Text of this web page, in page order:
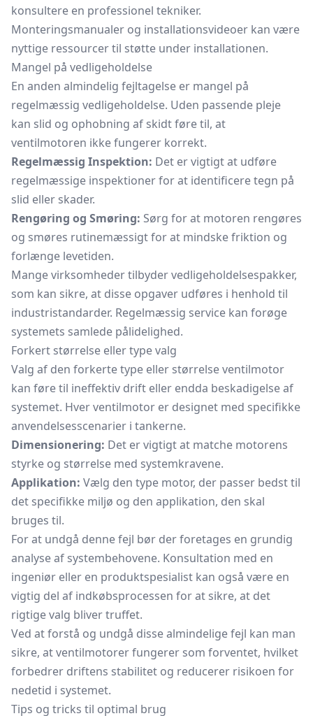
konsultere en professionel tekniker.
Monteringsmanualer og installationsvideoer kan være
nyttige ressourcer til støtte under installationen.
Mangel på vedligeholdelse
En anden almindelig fejltagelse er mangel på
regelmæssig vedligeholdelse. Uden passende pleje
kan slid og ophobning af skidt føre til, at
ventilmotoren ikke fungerer korrekt.
Regelmæssig Inspektion: Det er vigtigt at udføre
regelmæssige inspektioner for at identificere tegn på
slid eller skader.
Rengøring og Smøring: Sørg for at motoren rengøres
og smøres rutinemæssigt for at mindske friktion og
forlænge levetiden.
Mange virksomheder tilbyder vedligeholdelsespakker,
som kan sikre, at disse opgaver udføres i henhold til
industristandarder. Regelmæssig service kan forøge
systemets samlede pålidelighed.
Forkert størrelse eller type valg
Valg af den forkerte type eller størrelse ventilmotor
kan føre til ineffektiv drift eller endda beskadigelse af
systemet. Hver ventilmotor er designet med specifikke
anvendelsesscenarier i tankerne.
Dimensionering: Det er vigtigt at matche motorens
styrke og størrelse med systemkravene.
Applikation: Vælg den type motor, der passer bedst til
det specifikke miljø og den applikation, den skal
bruges til.
For at undgå denne fejl bør der foretages en grundig
analyse af systembehovene. Konsultation med en
ingeniør eller en produktspesialist kan også være en
vigtig del af indkøbsprocessen for at sikre, at det
rigtige valg bliver truffet.
Ved at forstå og undgå disse almindelige fejl kan man
sikre, at ventilmotorer fungerer som forventet, hvilket
forbedrer driftens stabilitet og reducerer risikoen for
nedetid i systemet.
Tips og tricks til optimal brug